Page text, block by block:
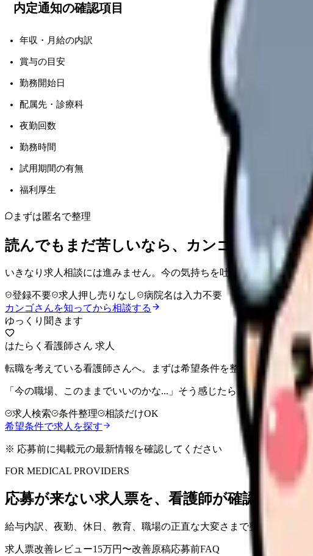
内定通知の確認項目
年収・月給の内訳
賞与の目安
勤務開始日
配属先・診療科
夜勤回数
勤務時間
試用期間の有無
福利厚生
まずは匿名で整理
読んでもまだ苦しいなら、カンゴさんの部屋
いきなり求人相談には進みません。今の気持ちを吐き出して、何が
登録不要 求人押し売りなし
病院名は入力不要
カンゴさんを知ってから相談する
ゆっくり聞きます
はたらく看護師さん 求人
転職を考えている看護師さんへ。まずは希望条件を整理して、求人を
「今の職場、このままでいいのかな...」そう感じたら、求人票の条
求人検索 条件整理
相談だけOK
希望条件で求人を探す
※ 応募前に掲載元の最新情報を確認してください
FOR MEDICAL PROVIDERS
応募が来ない求人票を、看護師が確認したい
給与内訳、夜勤、休日、教育、職場の正直な大変さまで整理し、応募
求人票改善レビュー15万円〜改善原稿応募前FAQ